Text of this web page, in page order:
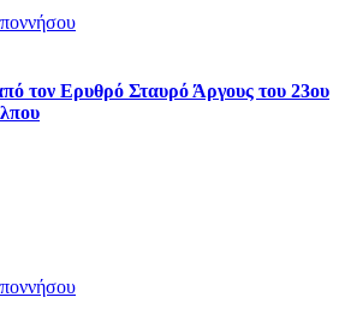
τον Ερυθρό Σταυρό Άργους του 23ου